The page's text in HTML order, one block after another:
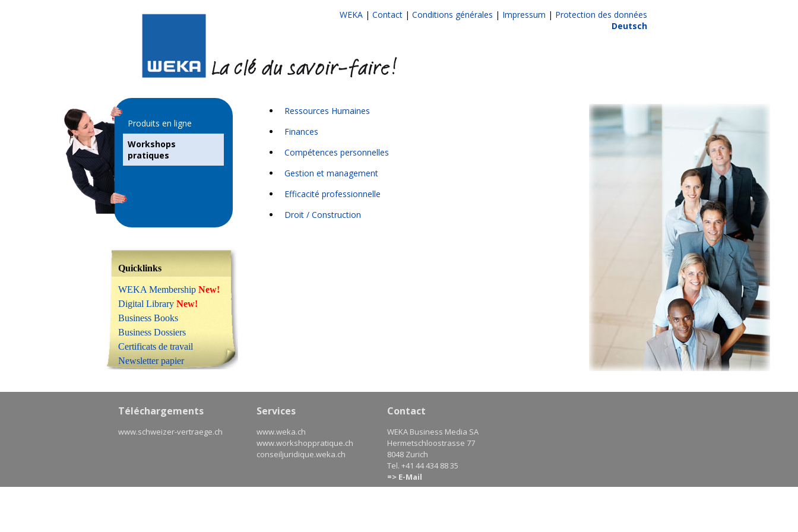
WEKA | Contact | Conditions générales | Impressum | Protection des données
Deutsch
Produits en ligne
Workshops
pratiques
Quicklinks
WEKA Membership New!
Digital Library New!
Business Books
Business Dossiers
Certificats de travail
Newsletter papier
Ressources Humaines
Finances
Compétences personnelles
Gestion et management
Efficacité professionnelle
Droit / Construction
Téléchargements
www.schweizer-vertraege.ch
Services
www.weka.ch
www.workshoppratique.ch
conseiljuridique.weka.ch
Contact
WEKA Business Media SA
Hermetschloostrasse 77
8048 Zurich
Tel. +41 44 434 88 35
=> E-Mail